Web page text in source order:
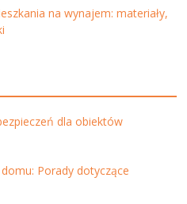
na wynajem: materiały,
dla obiektów
Porady dotyczące